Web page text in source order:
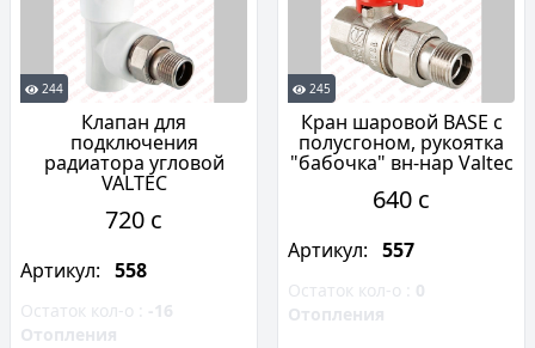
244
Клапан для
подключения
радиатора угловой
VALTEC
720 c
Артикул: 558
Остаток кол-о : -16
Отопления
245
Кран шаровой BASE с
полусгоном, рукоятка
"бабочка" вн-нар Valtec
640 c
Артикул: 557
Остаток кол-о : 0
Отопления